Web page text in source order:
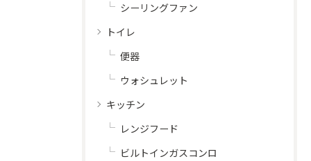
シーリングファン
トイレ
便器
ウォシュレット
キッチン
レンジフード
ビルトインガスコンロ